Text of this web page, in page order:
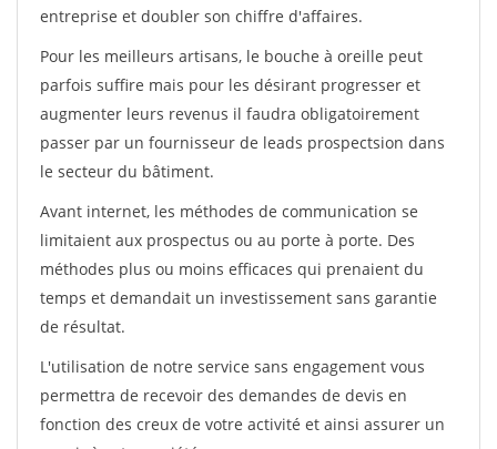
entreprise et doubler son chiffre d'affaires.
Pour les meilleurs artisans, le bouche à oreille peut
parfois suffire mais pour les désirant progresser et
augmenter leurs revenus il faudra obligatoirement
passer par un fournisseur de leads prospectsion dans
le secteur du bâtiment.
Avant internet, les méthodes de communication se
limitaient aux prospectus ou au porte à porte. Des
méthodes plus ou moins efficaces qui prenaient du
temps et demandait un investissement sans garantie
de résultat.
L'utilisation de notre service sans engagement vous
permettra de recevoir des demandes de devis en
fonction des creux de votre activité et ainsi assurer un